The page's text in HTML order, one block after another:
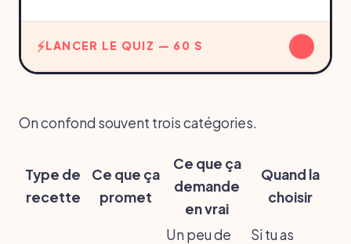
LANCER LE QUIZ — 60 S
On confond souvent trois catégories.
Type de
recette
Ce que ça
promet
Ce que ça
demande
en vrai
Quand la
choisir
Un peu de
Si tu as